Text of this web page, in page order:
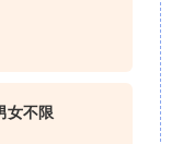
女不限